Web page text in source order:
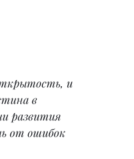
и
в
развития
от ошибок